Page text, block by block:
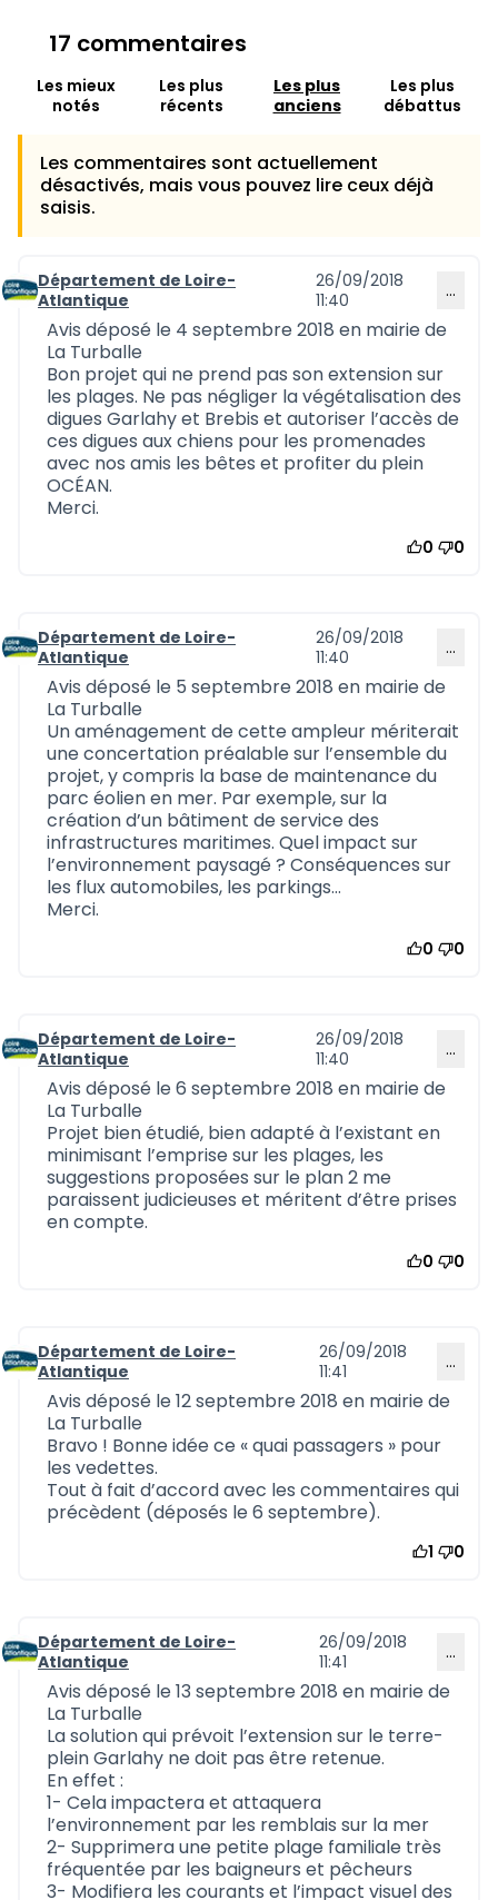
17 commentaires
Les mieux
notés
Les plus
récents
Les plus
anciens
Les plus
débattus
Les commentaires sont actuellement
désactivés, mais vous pouvez lire ceux déjà
saisis.
Commentaire 541
Département de Loire-
Atlantique
26/09/2018
11:40
…
Avis déposé le 4 septembre 2018 en mairie de
La Turballe
Bon projet qui ne prend pas son extension sur
les plages. Ne pas négliger la végétalisation des
digues Garlahy et Brebis et autoriser l’accès de
ces digues aux chiens pour les promenades
avec nos amis les bêtes et profiter du plein
OCÉAN.
Merci.
0 0
Commentaire 542
Département de Loire-
Atlantique
26/09/2018
11:40
…
Avis déposé le 5 septembre 2018 en mairie de
La Turballe
Un aménagement de cette ampleur mériterait
une concertation préalable sur l’ensemble du
projet, y compris la base de maintenance du
parc éolien en mer. Par exemple, sur la
création d’un bâtiment de service des
infrastructures maritimes. Quel impact sur
l’environnement paysagé ? Conséquences sur
les flux automobiles, les parkings…
Merci.
0 0
Commentaire 543
Département de Loire-
Atlantique
26/09/2018
11:40
…
Avis déposé le 6 septembre 2018 en mairie de
La Turballe
Projet bien étudié, bien adapté à l’existant en
minimisant l’emprise sur les plages, les
suggestions proposées sur le plan 2 me
paraissent judicieuses et méritent d’être prises
en compte.
0 0
Commentaire 544
Département de Loire-
Atlantique
26/09/2018
11:41
…
Avis déposé le 12 septembre 2018 en mairie de
La Turballe
Bravo ! Bonne idée ce « quai passagers » pour
les vedettes.
Tout à fait d’accord avec les commentaires qui
précèdent (déposés le 6 septembre).
1 0
Commentaire 545
Département de Loire-
Atlantique
26/09/2018
11:41
…
Avis déposé le 13 septembre 2018 en mairie de
La Turballe
La solution qui prévoit l’extension sur le terre-
plein Garlahy ne doit pas être retenue.
En effet :
1- Cela impactera et attaquera
l’environnement par les remblais sur la mer
2- Supprimera une petite plage familiale très
fréquentée par les baigneurs et pêcheurs
3- Modifiera les courants et l’impact visuel des